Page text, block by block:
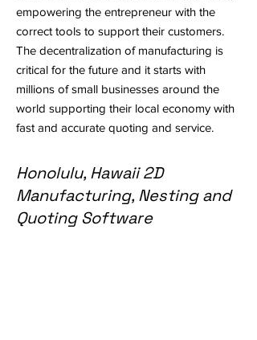
empowering the entrepreneur with the
correct tools to support their customers.
The decentralization of manufacturing is
critical for the future and it starts with
millions of small businesses around the
world supporting their local economy with
fast and accurate quoting and service.
Honolulu, Hawaii 2D
Manufacturing, Nesting and
Quoting Software